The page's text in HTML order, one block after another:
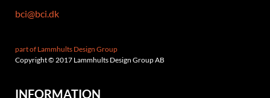
bci@bci.dk
part of Lammhults Design Group
Copyright © 2017 Lammhults Design Group AB
INFORMATION